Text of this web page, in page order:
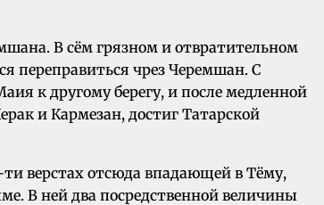
В сём грязном и отвратительном
переправиться чрез Черемшан. С
к другому берегу, и после медленной
и Кармезан, достиг Татарской
верстах отсюда впадающей в Тёму,
В ней два посредственной величины